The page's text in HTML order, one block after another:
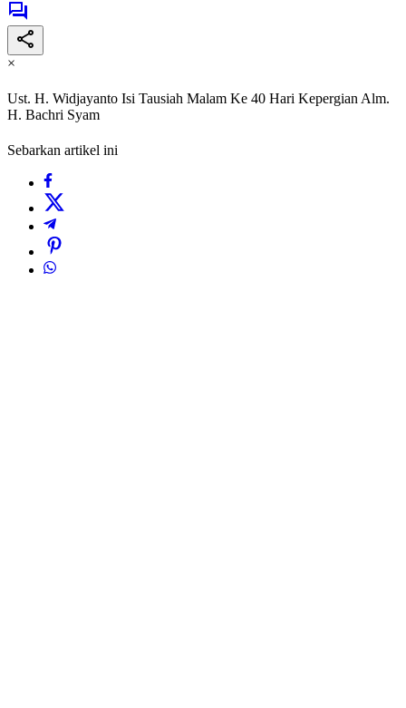
×
Ust. H. Widjayanto Isi Tausiah Malam Ke 40 Hari Kepergian Alm.
H. Bachri Syam
Sebarkan artikel ini